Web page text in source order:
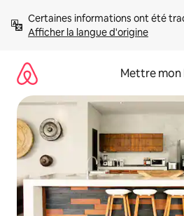
directement
Afficher la langue d'origine
Mettre mon